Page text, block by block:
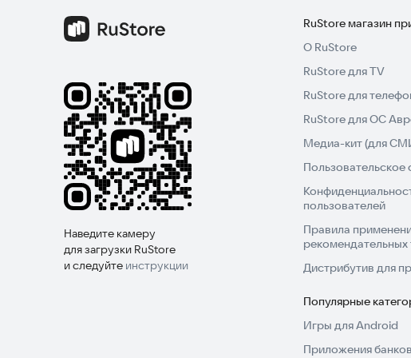
Odnoklassniki:
Если возникнут какие-то вопросы, мы всегда с тобой
всех проблем 24 на 7.
support@rockstonedev.ru
Наведите камеру
для загрузки RuStore
и следуйте инструкции
RuStore магазин
О RuStore
RuStore для TV
RuStore для
RuStore для ОС
Медиа-кит (для
Пользовательское
пользователей
Правила
рекомендательных
Дистрибутив для
Популярные
Игры для Android
Приложения банков